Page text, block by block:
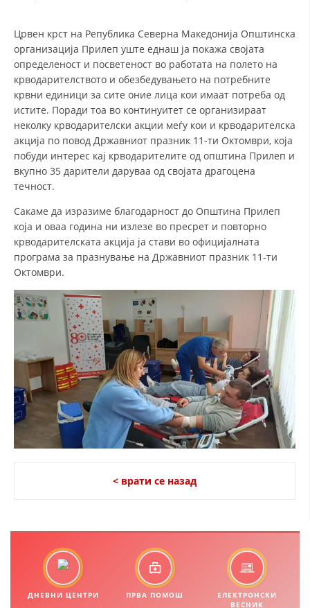
ЧЛЕНСТВО ВО ПРОФЕСИОНАЛНИ ТЕЛА
ЗАКОН ЗА ЦКРМ
СТАТУТ НА ЦКРМ
ОРГАНИЗАЦИЈА И РАЗВОЈ
РАКОВОДЕН ОДБОР
СОБРАНИЕ
СТРУКТУРА И ОРГАНИЗАЦИОНА ПОСТАВЕНОСТ
ДИСЕМИНАЦИЈА
MЕЃУНАРОДНО ХУМАНИТАРНО ПРАВО
ПРОМОЦИЈА НА ХУМАНИ ВРЕДНОСТИ
УПОТРЕБА И ЗАШТИТА НА АМБЛЕМОТ
СОЦИЈАЛНО ХУМАНИТАРНА ДЕЈНОСТ
КАКО ДА ДОНИРАТЕ
ПРОЕКТИ – ПОДГОТВЕНОСТ И ДЕЈСТВУВАЊЕ ПРИ КАТАСТРОФИ
ОДНОСИ СО ЈАВНОСТ
Црвен крст на Република Северна Македонија Општинска
организација Прилеп уште еднаш ја покажа својата
определеност и посветеност во работата на полето на
крводарителството и обезбедувањето на потребните
крвни единици за сите оние лица кои имаат потреба од
истите. Поради тоа во континуитет се организираат
неколку крводарителски акции меѓу кои и крводарителска
акција по повод Државниот празник 11-ти Октомври, која
побуди интерес кај крводарителите од општина Прилеп и
вкупно 35 дарители даруваа од својата драгоцена
течност.
Сакаме да изразиме благодарност до Општина Прилеп
која и оваа година ни излезе во пресрет и повторно
крводарителската акција ја стави во официјалната
програма за празнување на Државниот празник 11-ти
Октомври.
< врати се назад
ДНЕВНИ ЦЕНТРИ ПРВА ПОМОШ
ЕЛЕКТРОНСКИ
ВЕСНИК